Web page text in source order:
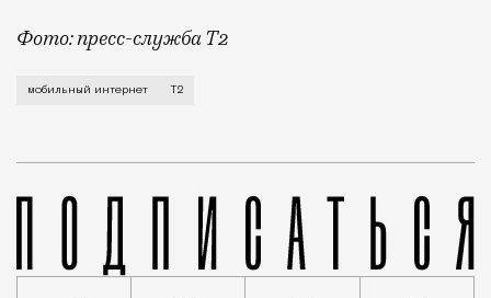
Фото: пресс-служба Т2
Мобильный оператор Т2 завершил работы по
мобильный интернет Т2